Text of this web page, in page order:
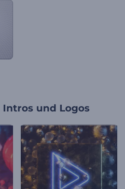
Intros und Logos